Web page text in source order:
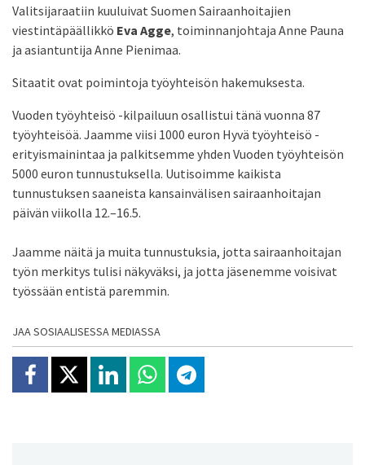
Valitsijaraatiin kuuluivat Suomen Sairaanhoitajien
viestintäpäällikkö Eva Agge, toiminnanjohtaja Anne Pauna
ja asiantuntija Anne Pienimaa.
Sitaatit ovat poimintoja työyhteisön hakemuksesta.
Vuoden työyhteisö -kilpailuun osallistui tänä vuonna 87
työyhteisöä. Jaamme viisi 1000 euron Hyvä työyhteisö -
erityismainintaa ja palkitsemme yhden Vuoden työyhteisön
5000 euron tunnustuksella. Uutisoimme kaikista
tunnustuksen saaneista kansainvälisen sairaanhoitajan
päivän viikolla 12.–16.5.
Jaamme näitä ja muita tunnustuksia, jotta sairaanhoitajan
työn merkitys tulisi näkyväksi, ja jotta jäsenemme voisivat
työssään entistä paremmin.
JAA SOSIAALISESSA MEDIASSA
Jaa Facebookissa
Jaa X:ssäJaa Linkedinissä
Jaa Whatsappissa
Jaa Telegramissa